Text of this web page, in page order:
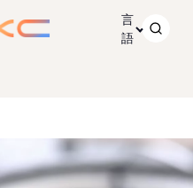
言
語